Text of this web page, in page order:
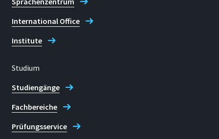
International Office
Institute
Studium
Studiengänge
Fachbereiche
Prüfungsservice